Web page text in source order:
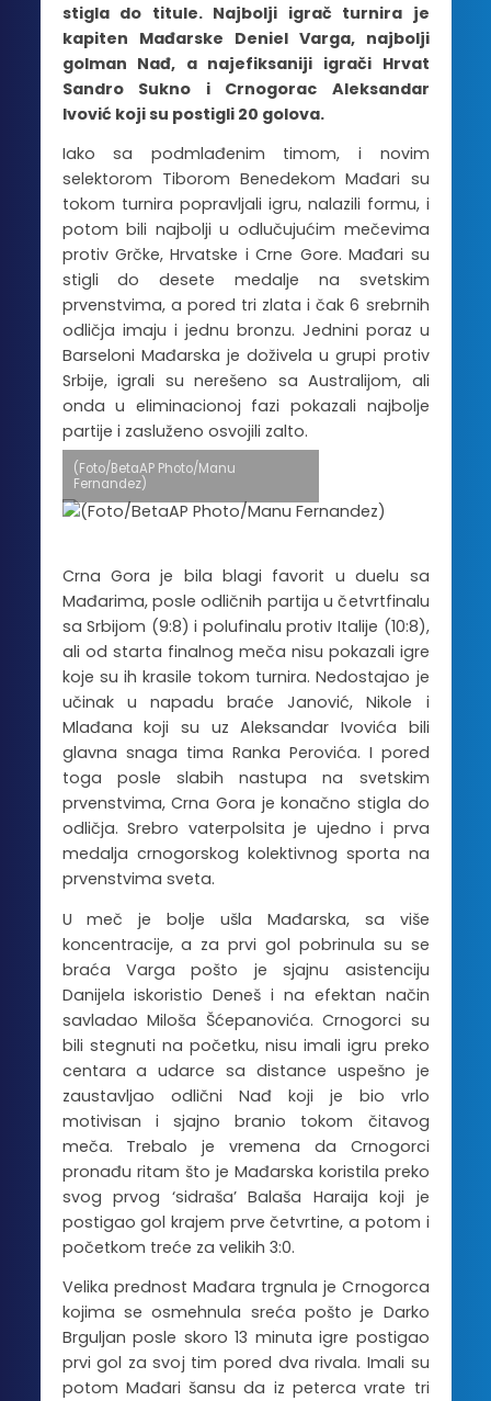
stigla do titule. Najbolji igrač turnira je
kapiten Mađarske Deniel Varga, najbolji
golman Nađ, a najefiksaniji igrači Hrvat
Sandro Sukno i Crnogorac Aleksandar
Ivović koji su postigli 20 golova.
Iako sa podmlađenim timom, i novim
selektorom Tiborom Benedekom Mađari su
tokom turnira popravljali igru, nalazili formu, i
potom bili najbolji u odlučujućim mečevima
protiv Grčke, Hrvatske i Crne Gore. Mađari su
stigli do desete medalje na svetskim
prvenstvima, a pored tri zlata i čak 6 srebrnih
odličja imaju i jednu bronzu. Jednini poraz u
Barseloni Mađarska je doživela u grupi protiv
Srbije, igrali su nerešeno sa Australijom, ali
onda u eliminacionoj fazi pokazali najbolje
partije i zasluženo osvojili zalto.
(Foto/BetaAP Photo/Manu
Fernandez)
Crna Gora je bila blagi favorit u duelu sa
Mađarima, posle odličnih partija u četvrtfinalu
sa Srbijom (9:8) i polufinalu protiv Italije (10:8),
ali od starta finalnog meča nisu pokazali igre
koje su ih krasile tokom turnira. Nedostajao je
učinak u napadu braće Janović, Nikole i
Mlađana koji su uz Aleksandar Ivovića bili
glavna snaga tima Ranka Perovića. I pored
toga posle slabih nastupa na svetskim
prvenstvima, Crna Gora je konačno stigla do
odličja. Srebro vaterpolsita je ujedno i prva
medalja crnogorskog kolektivnog sporta na
prvenstvima sveta.
U meč je bolje ušla Mađarska, sa više
koncentracije, a za prvi gol pobrinula su se
braća Varga pošto je sjajnu asistenciju
Danijela iskoristio Deneš i na efektan način
savladao Miloša Šćepanovića. Crnogorci su
bili stegnuti na početku, nisu imali igru preko
centara a udarce sa distance uspešno je
zaustavljao odlični Nađ koji je bio vrlo
motivisan i sjajno branio tokom čitavog
meča. Trebalo je vremena da Crnogorci
pronađu ritam što je Mađarska koristila preko
svog prvog ‘sidraša’ Balaša Haraija koji je
postigao gol krajem prve četvrtine, a potom i
početkom treće za velikih 3:0.
Velika prednost Mađara trgnula je Crnogorca
kojima se osmehnula sreća pošto je Darko
Brguljan posle skoro 13 minuta igre postigao
prvi gol za svoj tim pored dva rivala. Imali su
potom Mađari šansu da iz peterca vrate tri